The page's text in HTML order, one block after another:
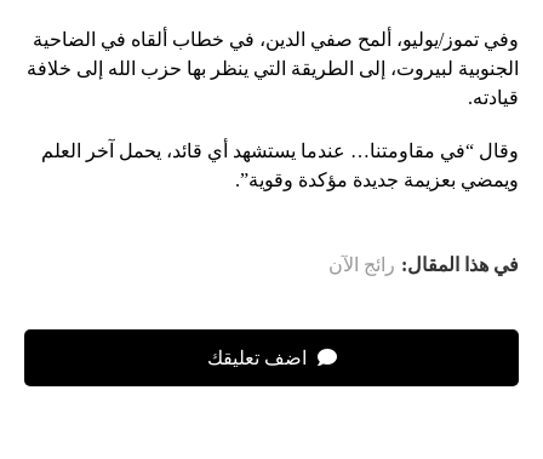
وفي تموز/يوليو، ألمح صفي الدين، في خطاب ألقاه في الضاحية
الجنوبية لبيروت، إلى الطريقة التي ينظر بها حزب الله إلى خلافة
قيادته.
وقال “في مقاومتنا… عندما يستشهد أي قائد، يحمل آخر العلم
ويمضي بعزيمة جديدة مؤكدة وقوية”.
في هذا المقال: رائج الآن
اضف تعليقك